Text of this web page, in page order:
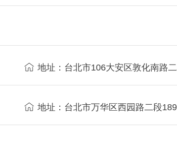
地址：台北市106大安区敦化南路
地址：台北市万华区西园路二段